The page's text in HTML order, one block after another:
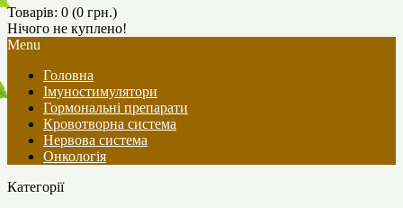
Товарів: 0 (0 грн.)
Нічого не куплено!
Menu
Головна
Імуностимулятори
Гормональні препарати
Кровотворна система
Нервова система
Онкологія
Категорії